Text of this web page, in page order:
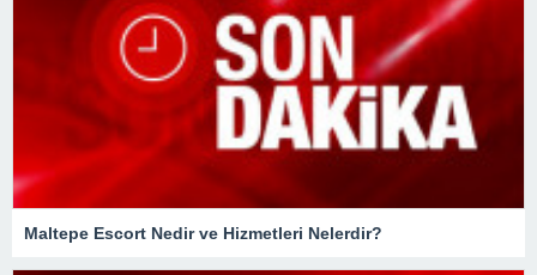
Maltepe Escort Nedir ve Hizmetleri Nelerdir?